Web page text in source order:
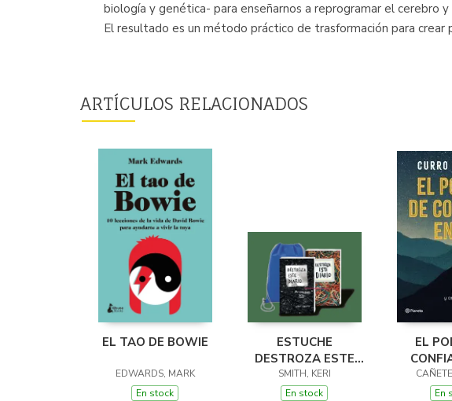
biología y genética- para enseñarnos a reprogramar el cerebro
El resultado es un método práctico de trasformación para
ARTÍCULOS RELACIONADOS
EL TAO DE BOWIE
EDWARDS, MARK
En stock
ESTUCHE
DESTROZA ESTE
DIARIO JUNIO 2026
SMITH, KERI
En stock
EL
En